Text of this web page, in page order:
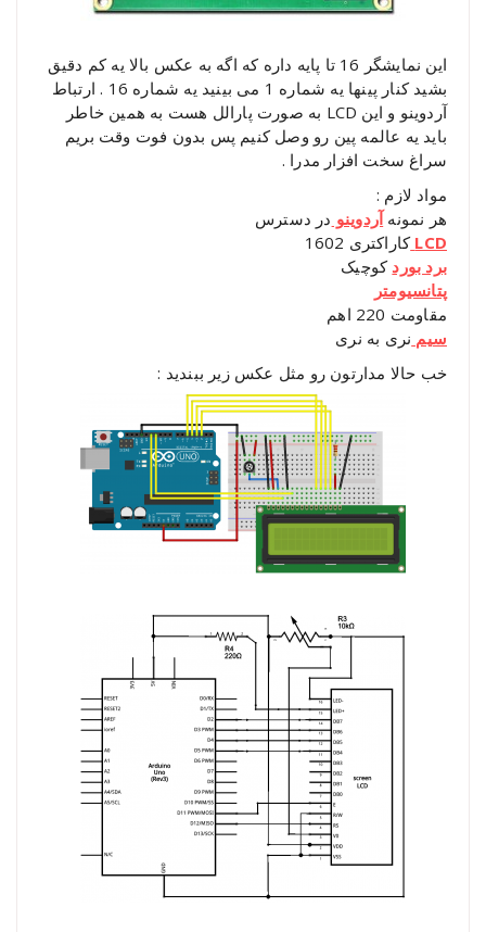
این نمایشگر 16 تا پایه داره که اگه به عکس بالا یه کم دقیق
بشید کنار پینها یه شماره 1 می بینید یه شماره 16 . ارتباط
آردوینو و این LCD به صورت پارالل هست به همین خاطر
باید یه عالمه پین رو وصل کنیم پس بدون فوت وقت بریم
سراغ سخت افزار مدرا .
مواد لازم :
هر نمونهآردوینو در دسترس
LCD کاراکتری 1602
برد بورد کوچیک
پتانسیومتر
مقاومت 220 اهم
سیم نری به نری
خب حالا مدارتون رو مثل عکس زیر ببندید :